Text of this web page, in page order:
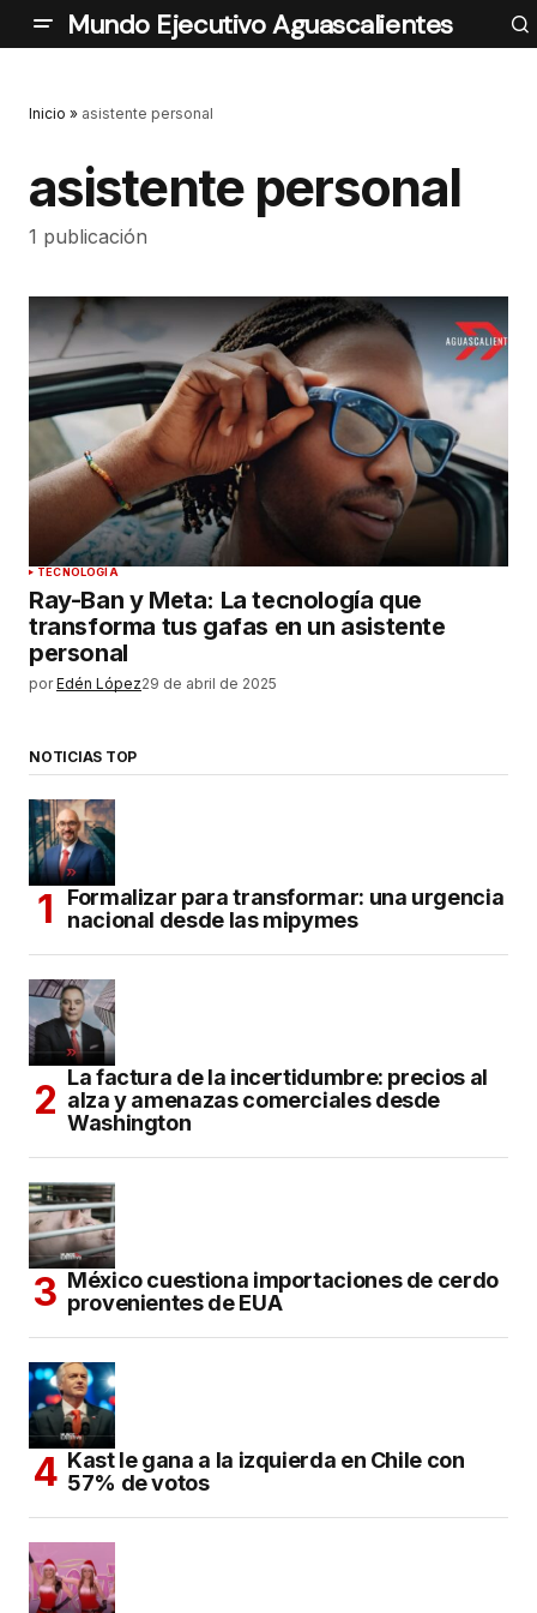
Mundo Ejecutivo Aguascalientes
Inicio » asistente personal
asistente personal
1 publicación
TECNOLOGÍA
Ray-Ban y Meta: La tecnología que
transforma tus gafas en un asistente
personal
por Edén López29 de abril de 2025
NOTICIAS TOP
Formalizar para transformar: una urgencia
nacional desde las mipymes
La factura de la incertidumbre: precios al
alza y amenazas comerciales desde
Washington
México cuestiona importaciones de cerdo
provenientes de EUA
Kast le gana a la izquierda en Chile con
57% de votos